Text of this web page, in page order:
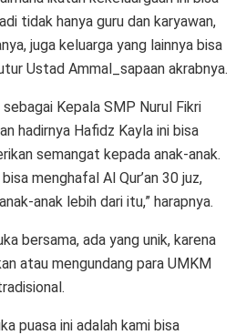
tidak hanya guru dan karyawan,
juga keluarga yang lainnya bisa
Ustad Ammal_sapaan akrabnya.
Kepala SMP Nurul Fikri
hadirnya Hafidz Kayla ini bisa
semangat kepada anak-anak.
menghafal Al Qur’an 30 juz,
anak lebih dari itu,” harapnya.
bersama, ada yang unik, karena
atau mengundang para UMKM
puasa ini adalah kami bisa